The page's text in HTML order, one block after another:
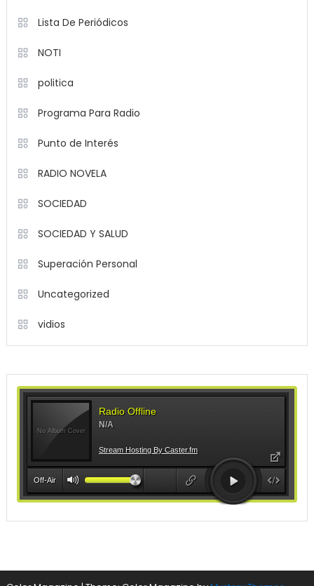
Lista De Periódicos
NOTI
politica
Programa Para Radio
Punto de Interés
RADIO NOVELA
SOCIEDAD
SOCIEDAD Y SALUD
Superación Personal
Uncategorized
vidios